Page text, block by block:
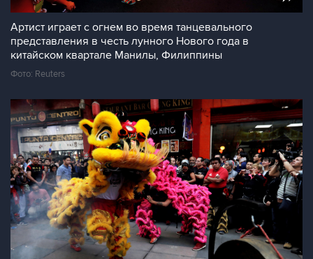
Артист играет с огнем во время танцевального
представления в честь лунного Нового года в
китайском квартале Манилы, Филиппины
Фото: Reuters